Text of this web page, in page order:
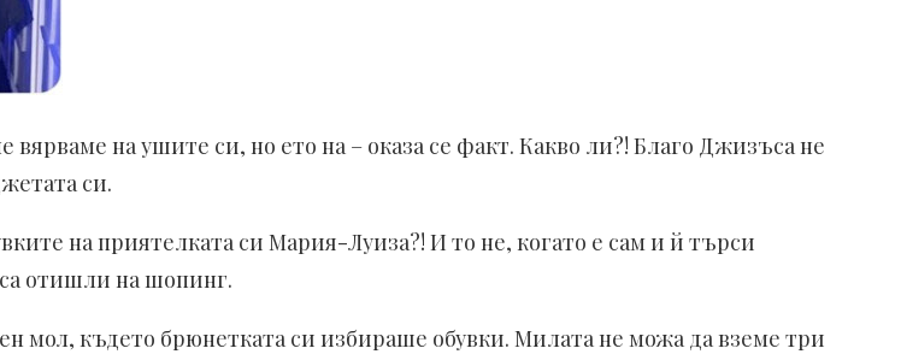
вярваме на ушите си, но ето на – оказа се факт. Какво ли?! Благо Джизъса не
си.
на приятелката си Мария-Луиза?! И то не, когато е сам и й търси
са отишли на шопинг.
мол, където брюнетката си избираше обувки. Милата не можа да вземе три